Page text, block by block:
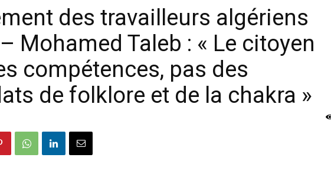
des travailleurs algériens
Mohamed Taleb : « Le citoyen
compétences, pas des
de folklore et de la chakra »